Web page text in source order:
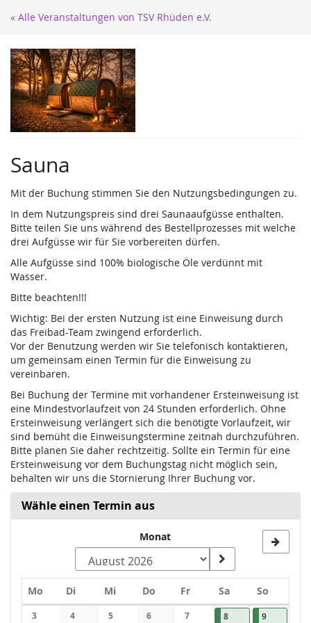
Zum
springen
« Alle Veranstaltungen von TSV Rhüden e.V.
Sauna
Mit der Buchung stimmen Sie den Nutzungsbedingungen zu.
In dem Nutzungspreis sind drei Saunaaufgüsse enthalten.
Bitte teilen Sie uns während des Bestellprozesses mit welche
drei Aufgüsse wir für Sie vorbereiten dürfen.
Alle Aufgüsse sind 100% biologische Öle verdünnt mit
Wasser.
Bitte beachten!!!
Wichtig: Bei der ersten Nutzung ist eine Einweisung durch
das Freibad-Team zwingend erforderlich.
Vor der Benutzung werden wir Sie telefonisch kontaktieren,
um gemeinsam einen Termin für die Einweisung zu
vereinbaren.
Bei Buchung der Termine mit vorhandener Ersteinweisung ist
eine Mindestvorlaufzeit von 24 Stunden erforderlich. Ohne
Ersteinweisung verlängert sich die benötigte Vorlaufzeit, wir
sind bemüht die Einweisungstermine zeitnah durchzuführen.
Bitte planen Sie daher rechtzeitig. Sollte ein Termin für eine
Ersteinweisung vor dem Buchungstag nicht möglich sein,
behalten wir uns die Stornierung Ihrer Buchung vor.
Wähle einen Termin aus
Monat
Kalender
Mo Montag
DiDienstag
MiMittwoch
Do Donnerstag
FrFreitagSaSamstag
So
3 4 5 6 7 808.08.2026
1 Veranstaltung
909.08.2026
1